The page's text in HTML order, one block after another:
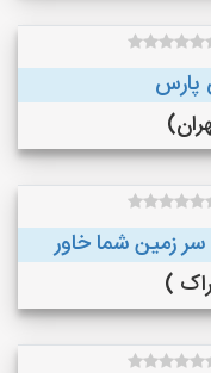
زمین شما خاور